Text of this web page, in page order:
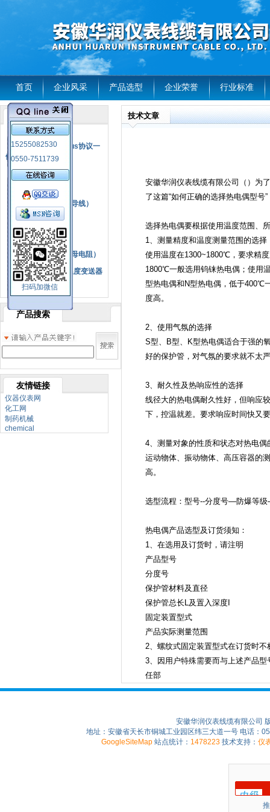
首页 企业风采 产品选型 企业荣誉 行业标准
15255082530
0550-7511739
扫码加微信
产品列表
风电温度传感器
RS485通讯modbus协议一
体化现场智能仪表
热电偶
热电偶补偿电缆（导线）
振动传感器
热电阻
铂热电阻元件（云母电阻）
SBW系列一体化温度变送器
双金属温度计
产品搜索
友情链接
仪器仪表网
化工网
制药机械
chemical
技术文章
安徽华润仪表线缆有限公司（）为
了这篇“如何正确的选择热电偶型号
选择热电偶要根据使用温度范围、
1、测量精度和温度测量范围的选择
使用温度在1300~1800℃，要求精
1800℃一般选用钨铼热电偶；使用
型热电偶和N型热电偶，低于400℃
度高。
2、使用气氛的选择
S型、B型、K型热电偶适合于强的
好的保护管，对气氛的要求就不太
3、耐久性及热响应性的选择
线径大的热电偶耐久性好，但响应
下，控温就差。要求响应时间快又
4、测量对象的性质和状态对热电偶
运动物体、振动物体、高压容器的
高。
选型流程：型号--分度号—防爆等
热电偶产品选型及订货须知：
1、在选用及订货时，请注明
产品型号
分度号
保护管材料及直径
保护管总长L及置入深度I
固定装置型式
产品实际测量范围
2、螺纹式固定装置型式在订货时
3、因用户特殊需要而与上述产品
任部
安徽华润仪表线缆有限公司
地址：安徽省天长市铜城工业园区纬三大道一号 电话：
GoogleSiteMap 站点统计： 1478223 技术支持： 仪